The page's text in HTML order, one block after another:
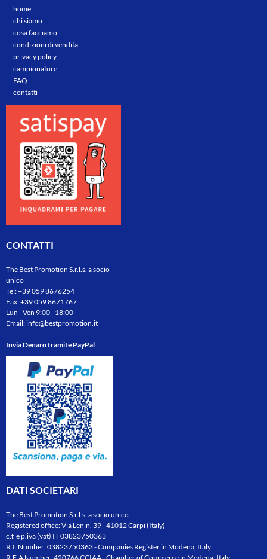
home
chi siamo
cosa facciamo
condizioni di vendita
privacy policy
campionature
FAQ
contatti
CONTATTI
The Best Promotion S.r.l.s. a socio
unico
Tel:+39 059 8676254
Fax: +39 059 8671767
Lun - Ven 9:00 - 18:00
Email:info@bestpromotion.it
Invia Denaro tramite PayPal
DATI SOCIETARI
The Best Promotion S.r.l.s. a socio unico
Registered office: Via Lenin, 39 - 41012 Carpi (Italy)
c.f. e p.iva (vat) IT 03823750363
R.I. Number: 03823750363 - Companies Register in Modena, Italy